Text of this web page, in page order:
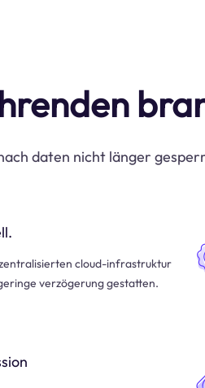
daten nicht länger
cloud-infrastruktur
verzögerung gestatten.